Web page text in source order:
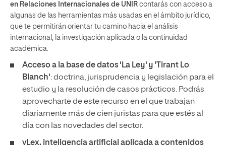
en Relaciones Internacionales de UNIR contarás con acceso a
algunas de las herramientas más usadas en el ámbito jurídico,
que te permitirán orientar tu camino hacia el análisis
internacional, la investigación aplicada o la continuidad
académica.
Acceso a la base de datos 'La Ley' y 'Tirant Lo
Blanch': doctrina, jurisprudencia y legislación para el
estudio y la resolución de casos prácticos. Podrás
aprovecharte de este recurso en el que trabajan
diariamente más de cien juristas para que estés al
día con las novedades del sector.
vLex, inteligencia artificial aplicada a contenidos